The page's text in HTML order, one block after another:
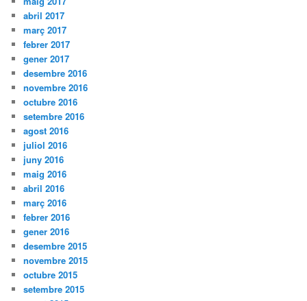
abril 2017
març 2017
febrer 2017
gener 2017
desembre 2016
novembre 2016
octubre 2016
setembre 2016
agost 2016
juliol 2016
juny 2016
maig 2016
abril 2016
març 2016
febrer 2016
gener 2016
desembre 2015
novembre 2015
octubre 2015
setembre 2015